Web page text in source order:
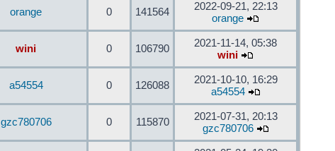
orange 0 141564
2022-09-21, 22:13
orange
wini 0 106790
2021-11-14, 05:38
wini
a54554 0 126088
2021-10-10, 16:29
a54554
gzc780706 0 115870
2021-07-31, 20:13
gzc780706